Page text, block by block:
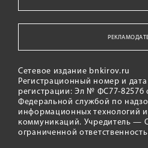
Сетевое издание bnkirov.ru
Регистрационный номер и
регистрации: Эл № ФС77-82576
Федеральной службой по
информационных технологий
коммуникаций. Учредитель —
ограниченной